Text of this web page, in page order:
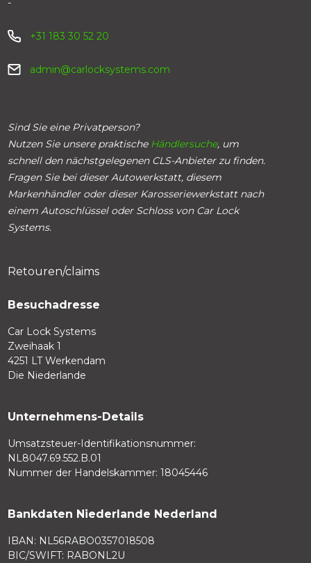
-
+31 183 30 52 20
admin@carlocksystems.com
Sind Sie eine Privatperson?
Nutzen Sie unsere praktische Händlersuche, um
schnell den nächstgelegenen CLS-Anbieter zu finden.
Fragen Sie bei dieser Autowerkstatt, diesem
Markenhändler oder dieser Karosseriewerkstatt nach
einem Autoschlüssel oder Schloss von Car Lock
Systems.
Retouren/claims
Besuchadresse
Car Lock Systems
Zweihaak 1
4251 LT Werkendam
Die Niederlande
Unternehmens-Details
Umsatzsteuer-Identifikationsnummer:
NL8047.69.552.B.01
Nummer der Handelskammer: 18045446
Bankdaten Niederlande Nederland
IBAN: NL56RABO0357018508
BIC/SWIFT: RABONL2U